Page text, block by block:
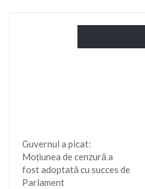
Guvernul a picat:
Moțiunea de cenzură a
fost adoptată cu succes de
Parlament